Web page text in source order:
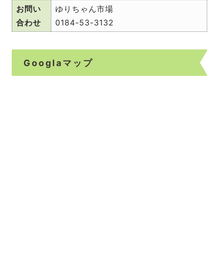
お問い
合わせ
ゆりちゃん市場
0184-53-3132
Googlaマップ